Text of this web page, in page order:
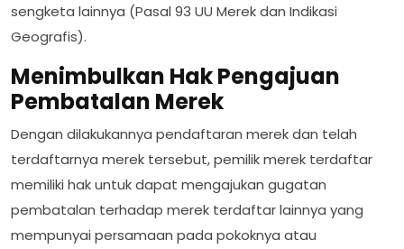
sengketa lainnya (Pasal 93 UU Merek dan Indikasi
Geografis).
Menimbulkan Hak Pengajuan
Pembatalan Merek
Dengan dilakukannya pendaftaran merek dan telah
terdaftarnya merek tersebut, pemilik merek terdaftar
memiliki hak untuk dapat mengajukan gugatan
pembatalan terhadap merek terdaftar lainnya yang
mempunyai persamaan pada pokoknya atau